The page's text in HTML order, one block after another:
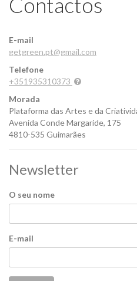
E-mail
getgreen.pt@gmail.com
Telefone
+351935310373
Morada
Plataforma das Artes e da
Avenida Conde Margaride, 175
4810-535 Guimarães
Newsletter
O seu nome
E-mail